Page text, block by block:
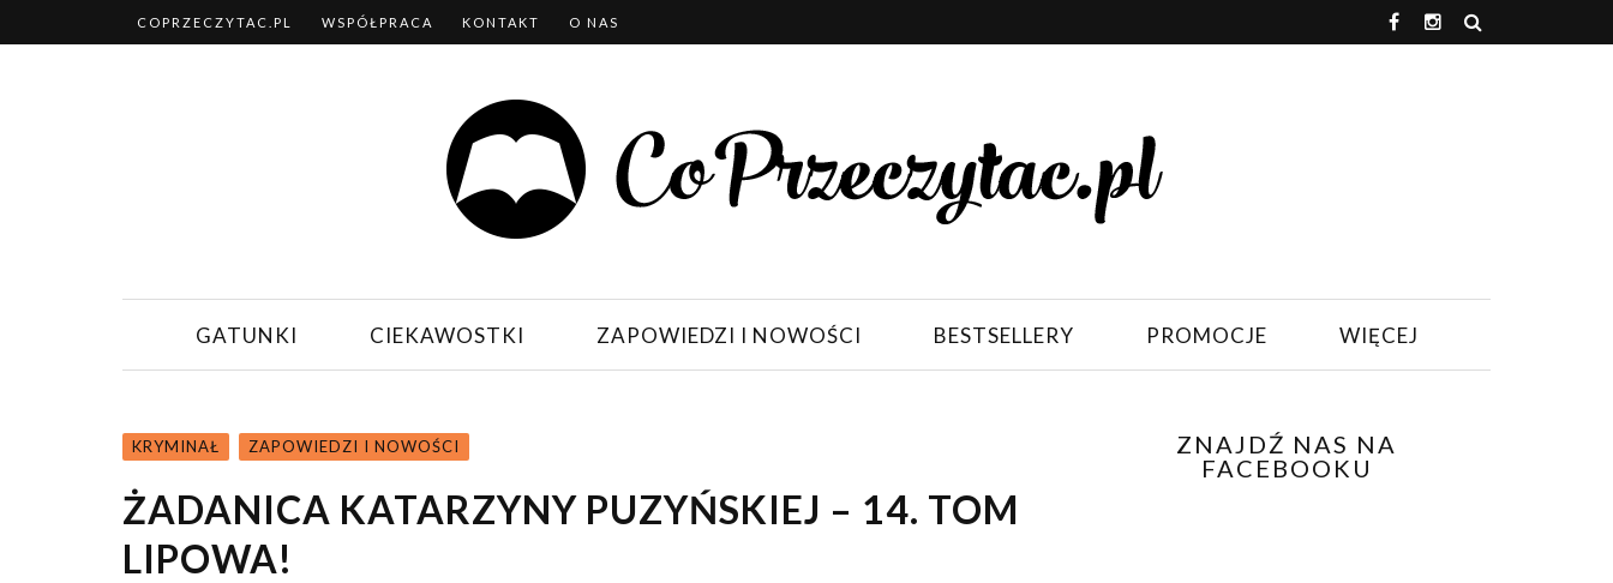
COPRZECZYTAC.PL WSPÓŁPRACA KONTAKT O NAS
GATUNKI CIEKAWOSTKI ZAPOWIEDZI I NOWOŚCI BESTSELLERY PROMOCJE WIĘCEJ
KRYMINAŁ ZAPOWIEDZI I NOWOŚCI
ŻADANICA KATARZYNY PUZYŃSKIEJ – 14. TOM
LIPOWA!
ZNAJDŹ NAS NA
FACEBOOKU